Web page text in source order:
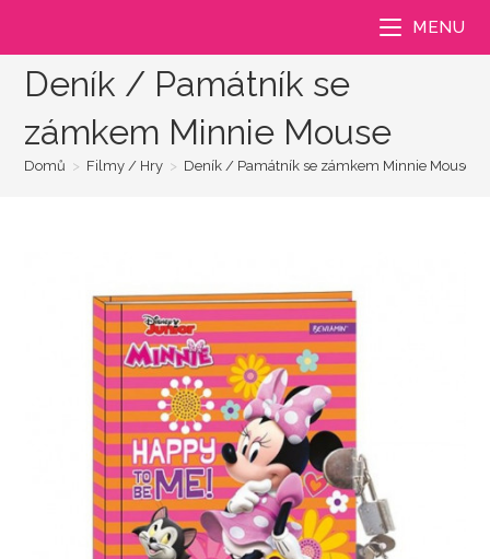
MENU
Deník / Památník se
zámkem Minnie Mouse
Domů > Filmy / Hry > Deník / Památník se zámkem Minnie Mouse